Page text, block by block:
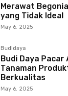
Merawat
yang Tidak Ideal
May 6, 2025
Budidaya
Budi Daya
Tanaman
Berkualitas
May 6, 2025